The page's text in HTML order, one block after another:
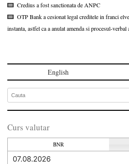
Credius a fost sanctionata de ANPC
OTP Bank a cesionat legal creditele in franci
instanta, astfel ca a anulat amenda si procesul-
English
Curs valutar
BNR
07.08.2026